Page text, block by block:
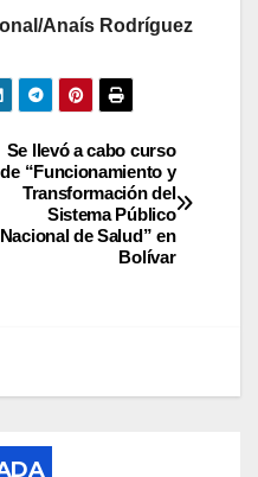
Anaís Rodríguez
Se llevó a cabo curso
de “Funcionamiento y
Transformación del
Sistema Público
Nacional de Salud” en
Bolívar